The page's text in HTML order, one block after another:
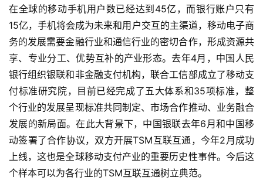
在全球的移动手机用户数已经达到45亿，而银行账户只有
15亿，手机将会成为未来和用户交互的主渠道，移动电子商
务的发展需要金融行业和通信行业的密切合作，形成资源共
享、专业分工、优势互补的产业形态。去年4月，中国人民
银行组织银联和非金融支付机构，联合工信部成立了移动支
付标准研究院，目前已经完成了五大体系和35项标准，整
个行业的发展呈现标准共同制定、市场合作推动、业务融合
发展的新局面。在此大背景下，中国银联去年6月和中国移
动签署了合作协议，双方开展TSM互联互通，今年2月成功
上线，这也是全球移动支付产业的重要历史性事件。今后这
个样本可以为各行业的TSM互联互通树立典范。